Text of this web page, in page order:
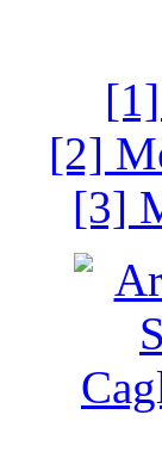
[2]
[3]